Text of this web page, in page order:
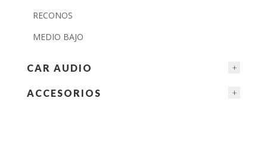
RECONOS
MEDIO BAJO
CAR AUDIO
ACCESORIOS